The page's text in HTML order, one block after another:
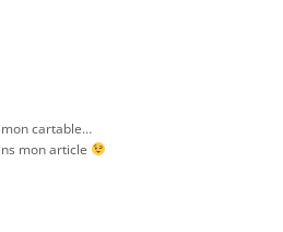
mon cartable…
mon article